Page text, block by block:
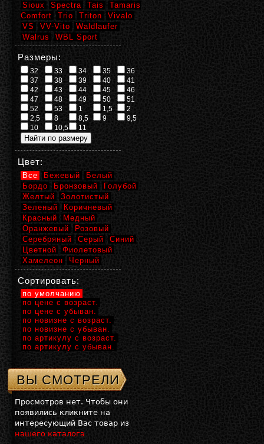
Sioux
Spectra Tais
Tamaris
Comfort
Trio Triton
Vivalo
VS
VV-Vito
Waldlaufer
Walrus
WBL Sport
Размеры:
32 33 34 35
36
37
38 39 40
41
42
43 44 45
46
47
48 49 50
51
52
53 1 1,5
2
2,5
8 8,5 9
9,5
10
10,5 11
Цвет:
Все Бежевый
Белый
Бордо
Бронзовый
Голубой
Желтый
Золотистый
Зеленый
Коричневый
Красный
Медный
Оранжевый
Розовый
Серебряный
Серый
Синий
Цветной
Фиолетовый
Хамелеон
Черный
Сортировать:
по умолчанию
по цене с возраст.
по цене с убыван.
по новизне с возраст.
по новизне с убыван.
по артикулу с возраст.
по артикулу с убыван.
ВЫ СМОТРЕЛИ
Просмотров нет. Чтобы они
появились кликните на
интересующий Вас товар из
нашего каталога